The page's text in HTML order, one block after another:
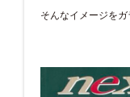
そんなイメージを